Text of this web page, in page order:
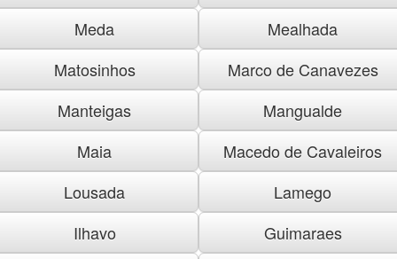
Meda
Mealhada
Matosinhos
Marco de Canavezes
Manteigas
Mangualde
Maia
Macedo de Cavaleiros
Lousada
Lamego
Ilhavo
Guimaraes